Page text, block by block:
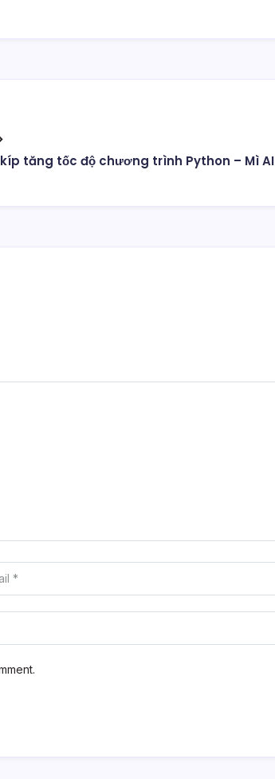
tăng tốc độ chương trình Python – Mì AI